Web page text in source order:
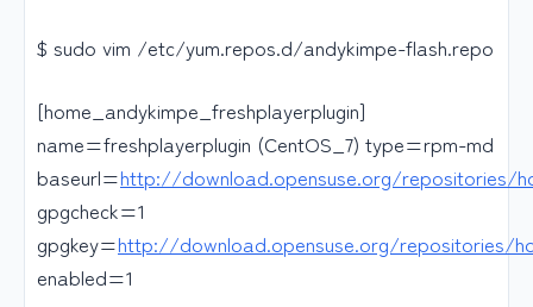
$ sudo vim /etc/yum.repos.d/andykimpe-flash.repo
[home_andykimpe_freshplayerplugin]
name=freshplayerplugin (CentOS_7) type=rpm-md
baseurl=http://download.opensuse.org/repositories/
gpgcheck=1
gpgkey=http://download.opensuse.org/repositories/
enabled=1